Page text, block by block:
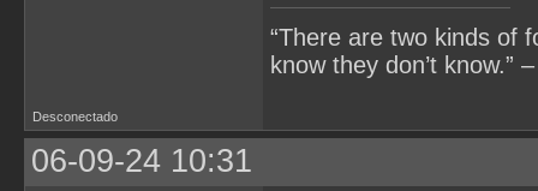
“There are two kinds of
know they don’t know.”
Desconectado
06-09-24 10:31